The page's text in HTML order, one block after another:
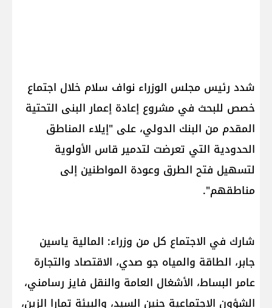
شدد رئيس مجلس الوزراء نواف سلام خلال اجتماع
خصص للبحث في مشروع إعادة إعمار البنى التحتية
المقدم من البنك الدولي، على "إيلاء المناطق
الحدودية التي تعرضت لتدمير قاس الأولوية
لتسهيل فتح الطرق وعودة المواطنين إلى
مناطقهم".
شارك في الاجتماع كل من وزراء: المالية ياسين
جابر، الطاقة والمياه جو صدي، الاقتصاد والتجارة
عامر البساط، الأشغال العامة والنقل فايز رسامني،
الشؤون الاجتماعية حنين السيد، والبيئة تمارا الزين،